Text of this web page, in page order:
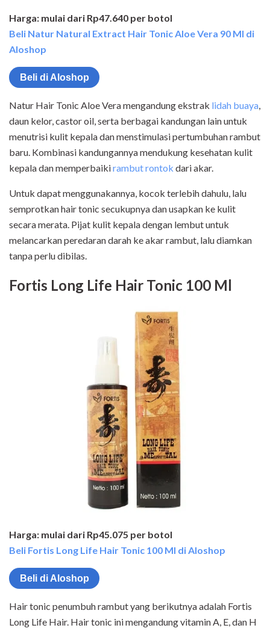
Harga: mulai dari Rp47.640 per botol
Beli Natur Natural Extract Hair Tonic Aloe Vera 90 Ml di
Aloshop
Beli di Aloshop
Natur Hair Tonic Aloe Vera mengandung ekstrak lidah buaya
daun kelor, castor oil, serta berbagai kandungan lain untuk
menutrisi kulit kepala dan menstimulasi pertumbuhan rambut
baru. Kombinasi kandungannya mendukung kesehatan kulit
kepala dan memperbaikirambut rontok dari akar.
Untuk dapat menggunakannya, kocok terlebih dahulu, lalu
semprotkan hair tonic secukupnya dan usapkan ke kulit
secara merata. Pijat kulit kepala dengan lembut untuk
melancarkan peredaran darah ke akar rambut, lalu diamkan
tanpa perlu dibilas.
Fortis Long Life Hair Tonic 100 Ml
Harga: mulai dari Rp45.075 per botol
Beli Fortis Long Life Hair Tonic 100 Ml di Aloshop
Beli di Aloshop
Hair tonic penumbuh rambut yang berikutnya adalah Fortis
Long Life Hair. Hair tonic ini mengandung vitamin A, E, dan H